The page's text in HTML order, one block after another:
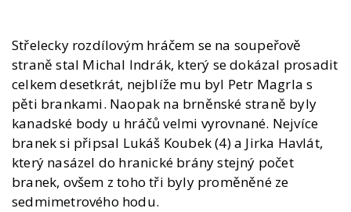
Střelecky rozdílovým hráčem se na soupeřově
straně stal Michal Indrák, který se dokázal prosadit
celkem desetkrát, nejblíže mu byl Petr Magrla s
pěti brankami. Naopak na brněnské straně byly
kanadské body u hráčů velmi vyrovnané. Nejvíce
branek si připsal Lukáš Koubek (4) a Jirka Havlát,
který nasázel do hranické brány stejný počet
branek, ovšem z toho tři byly proměněné ze
sedmimetrového hodu.